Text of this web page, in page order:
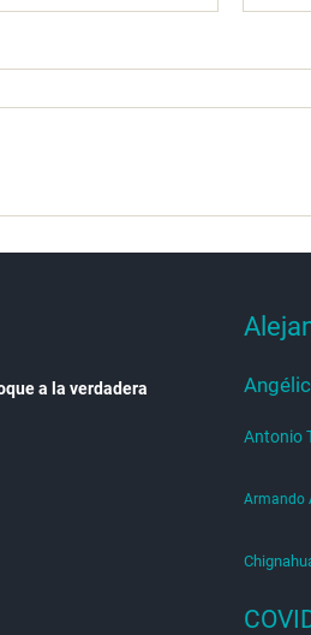
a la verdadera
Antonio
Armando